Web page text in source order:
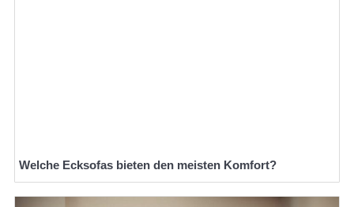
Welche Ecksofas bieten den meisten Komfort?